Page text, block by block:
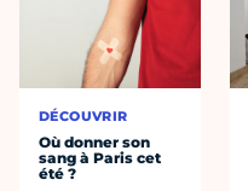
DÉCOUVRIR
Où donner son
sang à Paris cet
été ?